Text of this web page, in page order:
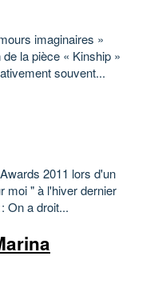
imaginaires »
la pièce « Kinship »
souvent...
2011 lors d'un
moi " à l'hiver dernier
On a droit...